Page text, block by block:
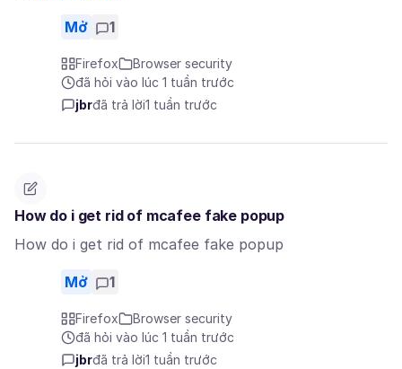
Mở 1
Firefox
Browser security
đã hỏi vào lúc 1 tuần trước
jbrđã trả lời1 tuần trước
How do i get rid of mcafee fake popup
How do i get rid of mcafee fake popup
Mở 1
Firefox
Browser security
đã hỏi vào lúc 1 tuần trước
jbrđã trả lời1 tuần trước